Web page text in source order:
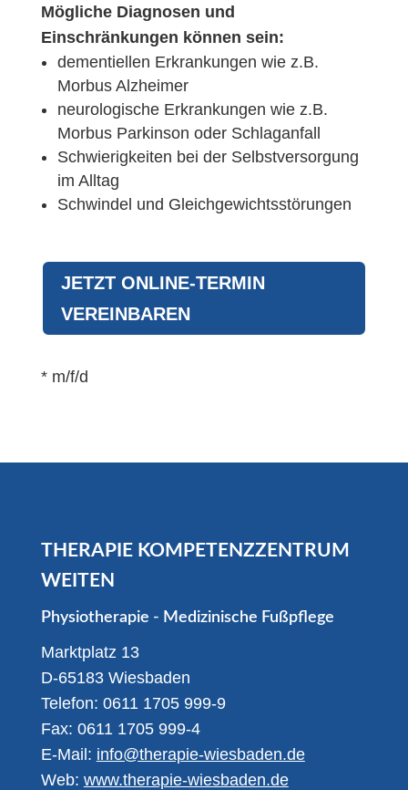
Mögliche Diagnosen und
Einschränkungen können sein:
dementiellen Erkrankungen wie z.B.
Morbus Alzheimer
neurologische Erkrankungen wie z.B.
Morbus Parkinson oder Schlaganfall
Schwierigkeiten bei der Selbstversorgung
im Alltag
Schwindel und Gleichgewichtsstörungen
JETZT ONLINE-TERMIN
VEREINBAREN
* m/f/d
THERAPIE KOMPETENZZENTRUM
WEITEN
Physiotherapie - Medizinische Fußpflege
Marktplatz 13
D-65183 Wiesbaden
Telefon: 0611 1705 999-9
Fax: 0611 1705 999-4
E-Mail: info@therapie-wiesbaden.de
Web: www.therapie-wiesbaden.de